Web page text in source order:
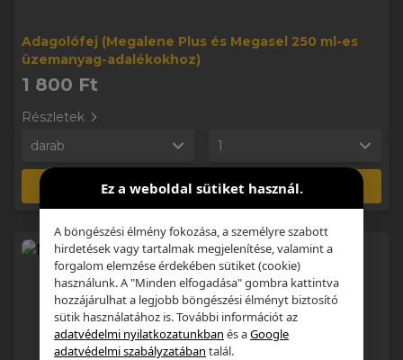
Adagolófej (Megalene Plus és Megasel 250 ml-es
üzemanyag-adalékokhoz)
1 800 Ft
Részletek
darab
1
Kosárba
Ez a weboldal sütiket használ.
A böngészési élmény fokozása, a személyre szabott
hirdetések vagy tartalmak megjelenítése, valamint a
forgalom elemzése érdekében sütiket (cookie)
használunk. A "Minden elfogadása" gombra kattintva
hozzájárulhat a legjobb böngészési élményt biztosító
sütik használatához is. További információt az
adatvédelmi nyilatkozatunkban és aGoogle
adatvédelmi szabályzatában talál.